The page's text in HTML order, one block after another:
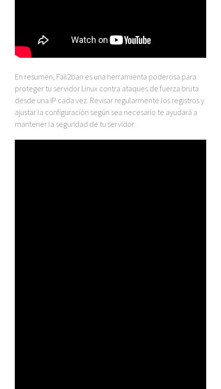
En resumen, Fail2ban es una herramienta poderosa para
proteger tu servidor Linux contra ataques de fuerza bruta
desde una IP cada vez. Revisar regularmente los registros y
ajustar la configuración según sea necesario te ayudará a
mantener la seguridad de tu servidor.